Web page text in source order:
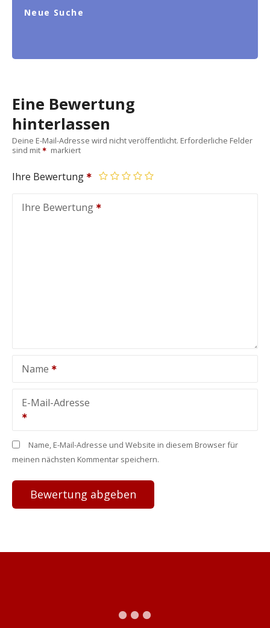
Neue Suche
Eine Bewertung
hinterlassen
Deine E-Mail-Adresse wird nicht veröffentlicht. Erforderliche Felder
sind mit
markiert
Ihre Bewertung
Ihre Bewertung
Name
E-Mail-Adresse
Name, E-Mail-Adresse und Website in diesem Browser für
meinen nächsten Kommentar speichern.